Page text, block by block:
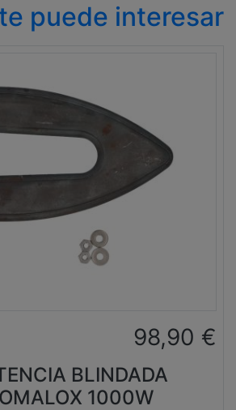
puede interesar
98,90 €
BLINDADA
1000W